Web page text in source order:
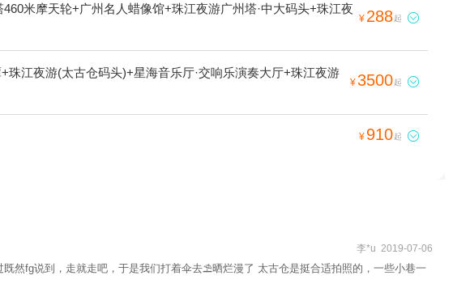
米摩天轮+广州名人蜡像馆+珠江夜游广州塔·中大码头+珠江夜
¥ 288起 
江夜游(太古仓码头)+星海音乐厅·交响乐演奏大厅+珠江夜游
¥3500起 
¥ 910起 
李*u 2019-07-06
然fg说到，走就走吧，于是我们打着伞去⛱晒烂漫了 太古仓是挺合适拍照的，一些小巷一